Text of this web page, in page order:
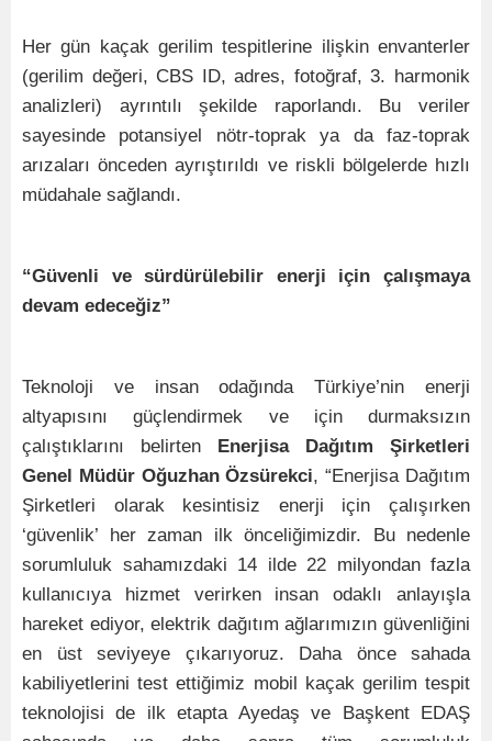
Her gün kaçak gerilim tespitlerine ilişkin envanterler
(gerilim değeri, CBS ID, adres, fotoğraf, 3. harmonik
analizleri) ayrıntılı şekilde raporlandı. Bu veriler
sayesinde potansiyel nötr-toprak ya da faz-toprak
arızaları önceden ayrıştırıldı ve riskli bölgelerde hızlı
müdahale sağlandı.
“Güvenli ve sürdürülebilir enerji için çalışmaya
devam edeceğiz”
Teknoloji ve insan odağında Türkiye’nin enerji
altyapısını güçlendirmek ve için durmaksızın
çalıştıklarını belirten Enerjisa Dağıtım Şirketleri
Genel Müdür Oğuzhan Özsürekci, “Enerjisa Dağıtım
Şirketleri olarak kesintisiz enerji için çalışırken
‘güvenlik’ her zaman ilk önceliğimizdir. Bu nedenle
sorumluluk sahamızdaki 14 ilde 22 milyondan fazla
kullanıcıya hizmet verirken insan odaklı anlayışla
hareket ediyor, elektrik dağıtım ağlarımızın güvenliğini
en üst seviyeye çıkarıyoruz. Daha önce sahada
kabiliyetlerini test ettiğimiz mobil kaçak gerilim tespit
teknolojisi de ilk etapta Ayedaş ve Başkent EDAŞ